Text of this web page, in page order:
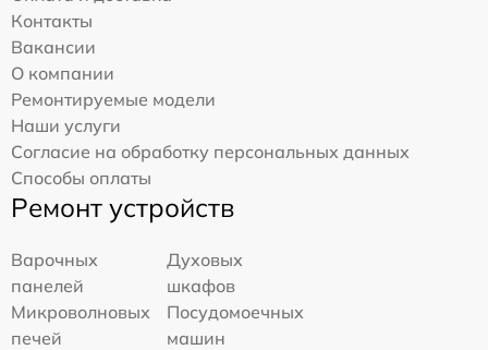
Контакты
Вакансии
О компании
Ремонтируемые модели
Наши услуги
Согласие на обработку персональных данных
Способы оплаты
Ремонт устройств
Варочных
панелей
Духовых
шкафов
Микроволновых
печей
Посудомоечных
машин